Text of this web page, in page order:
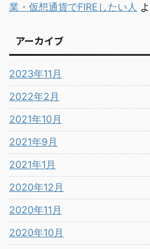
業・仮想通貨でFIREしたい人
アーカイブ
2023年11月
2022年2月
2021年10月
2021年9月
2021年1月
2020年12月
2020年11月
2020年10月